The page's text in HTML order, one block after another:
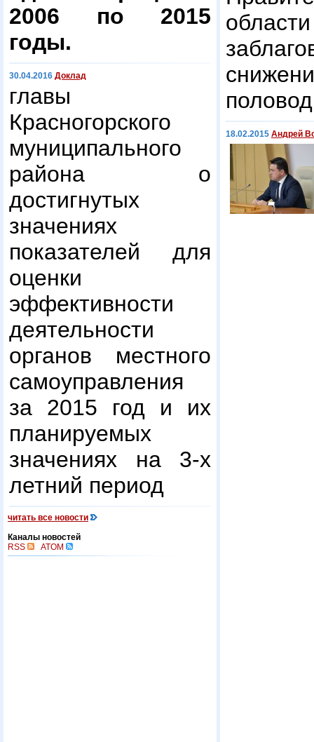
2006 по 2015
годы.
30.04.2016 Доклад
главы
Красногорского
муниципального
района о
достигнутых
значениях
показателей для
оценки
эффективности
деятельности
органов местного
самоуправления
за 2015 год и их
планируемых
значениях на 3-х
летний период
читать все новости
Каналы новостей
RSS
ATOM
18.02.2015 Андрей